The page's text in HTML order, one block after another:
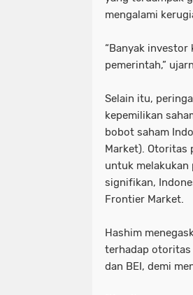
mengalami
“Banyak investor
pemerintah,”
Selain itu,
kepemilikan
bobot saham
Market). Otoritas
untuk melakukan
signifikan,
Frontier Market.
Hashim
terhadap otoritas
dan BEI, demi